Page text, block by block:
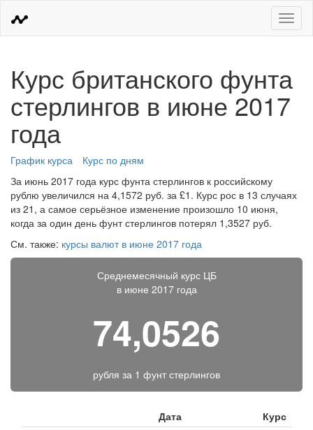
Меню
Курс британского фунта
стерлингов в июне 2017
года
График курса
Курс по дням
За июнь 2017 года курс фунта стерлингов к российскому
рублю увеличился на 4,1572 руб. за £1. Курс рос в 13 случаях
из 21, а самое серьёзное изменение произошло 10 июня,
когда за один день фунт стерлингов потерял 1,3527 руб.
См. также: курсы валют в июне 2017 года
Среднемесячный курс ЦБ
в июне 2017 года
74,0526
рубля за 1 фунт стерлингов
Дата
Курс